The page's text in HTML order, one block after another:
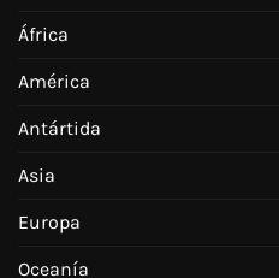
África
América
Antártida
Asia
Europa
Oceanía